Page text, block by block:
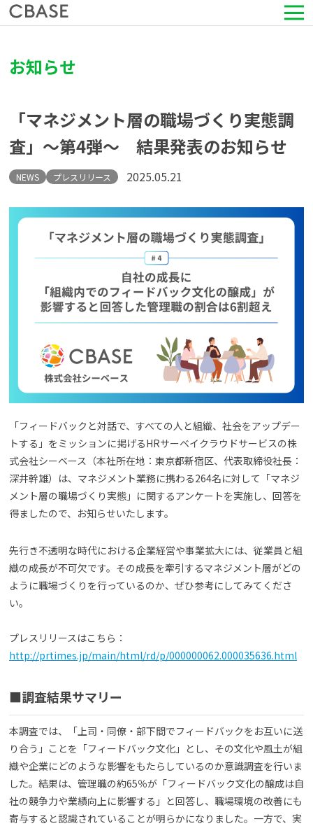
導入事例
セミナー情報
HRコラム
会社情報
お知らせ
「マネジメント層の職場づくり実態調
査」〜第4弾〜 結果発表のお知らせ
NEWS プレスリリース 2025.05.21
「フィードバックと対話で、すべての人と組織、社会をアップデー
トする」をミッションに掲げるHRサーベイクラウドサービスの株
式会社シーベース（本社所在地：東京都新宿区、代表取締役社長：
深井幹雄）は、マネジメント業務に携わる264名に対して「マネジ
メント層の職場づくり実態」に関するアンケートを実施し、回答を
得ましたので、お知らせいたします。
先行き不透明な時代における企業経営や事業拡大には、従業員と組
織の成長が不可欠です。その成長を牽引するマネジメント層がどの
ように職場づくりを行っているのか、ぜひ参考にしてみてくださ
い。
プレスリリースはこちら：
http://prtimes.jp/main/html/rd/p/000000062.000035636.html
■調査結果サマリー
本調査では、「上司・同僚・部下間でフィードバックをお互いに送
り合う」ことを「フィードバック文化」とし、その文化や風土が組
織や企業にどのような影響をもたらしているのか意識調査を行いま
した。結果は、管理職の約65％が「フィードバック文化の醸成は自
社の競争力や業績向上に影響する」と回答し、職場環境の改善にも
寄与すると認識されていることが明らかになりました。一方で、実